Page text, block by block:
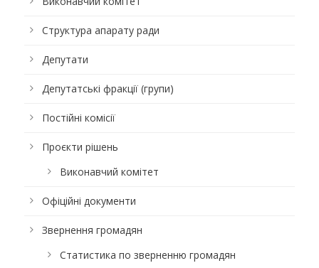
Структура апарату ради
Депутати
Депутатські фракції (групи)
Постійні комісії
Проєкти рішень
Виконавчий комітет
Офіційні документи
Звернення громадян
Статистика по зверненню громадян